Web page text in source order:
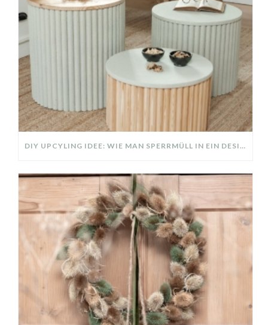
DIY UPCYLING IDEE: WIE MAN SPERRMÜLL IN EIN DESIGNER TEIL VERWANDELT